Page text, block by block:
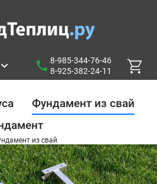
8-985-344-76-46
8-925-382-24-11
Фундамент из свай
из свай